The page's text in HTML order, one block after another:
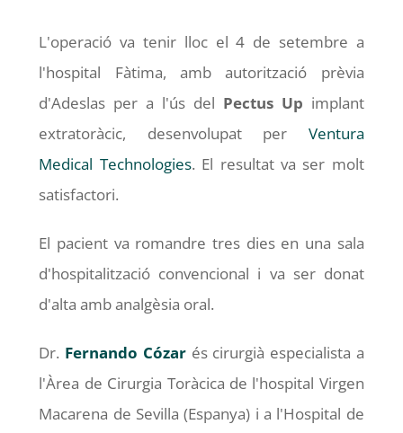
L'operació va tenir lloc el 4 de setembre a
l'hospital Fàtima, amb autorització prèvia
d'Adeslas per a l'ús del Pectus Up implant
extratoràcic, desenvolupat per Ventura
Medical Technologies. El resultat va ser molt
satisfactori.
El pacient va romandre tres dies en una sala
d'hospitalització convencional i va ser donat
d'alta amb analgèsia oral.
Dr. Fernando Cózarés cirurgià especialista a
l'Àrea de Cirurgia Toràcica de l'hospital Virgen
Macarena de Sevilla (Espanya) i a l'Hospital de